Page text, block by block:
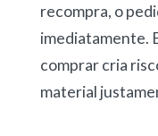
recompra, o
imediatamente.
comprar cria
material